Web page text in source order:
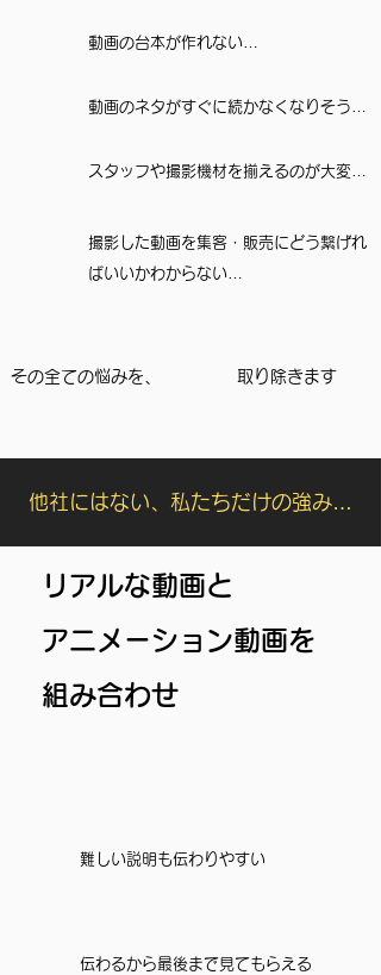
動画の台本が作れない…
動画のネタがすぐに続かなくなりそう…
スタッフや撮影機材を揃えるのが大変…
撮影した動画を集客・販売にどう繋げれ
ばいいかわからない…
その全ての悩みを、 取り除きます
​リアルな動画と
アニメーション動画を
組み合わせ
難しい説明も伝わりやすい
伝わるから最後まで見てもらえる
​他社にはない、私たちだけの強み…